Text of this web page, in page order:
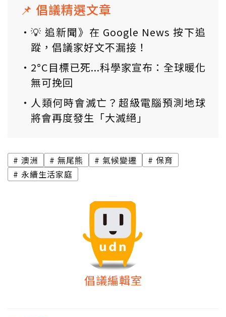
📌 倡議精選文章
💡 追新聞》在 Google News 按下追
蹤，倡議家好文不漏接！
2°C目標已死...科學家宣布：全球暖化
無可挽回
人類何時會滅亡？超級電腦預測地球
將會再度發生「大滅絕」
澳洲 無尾熊 氣候變遷
保育
永續生活家庭
倡議編輯室